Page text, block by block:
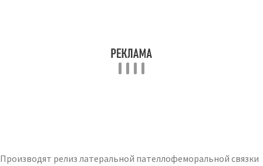
Производят релиз латеральной пателлофеморальной связки